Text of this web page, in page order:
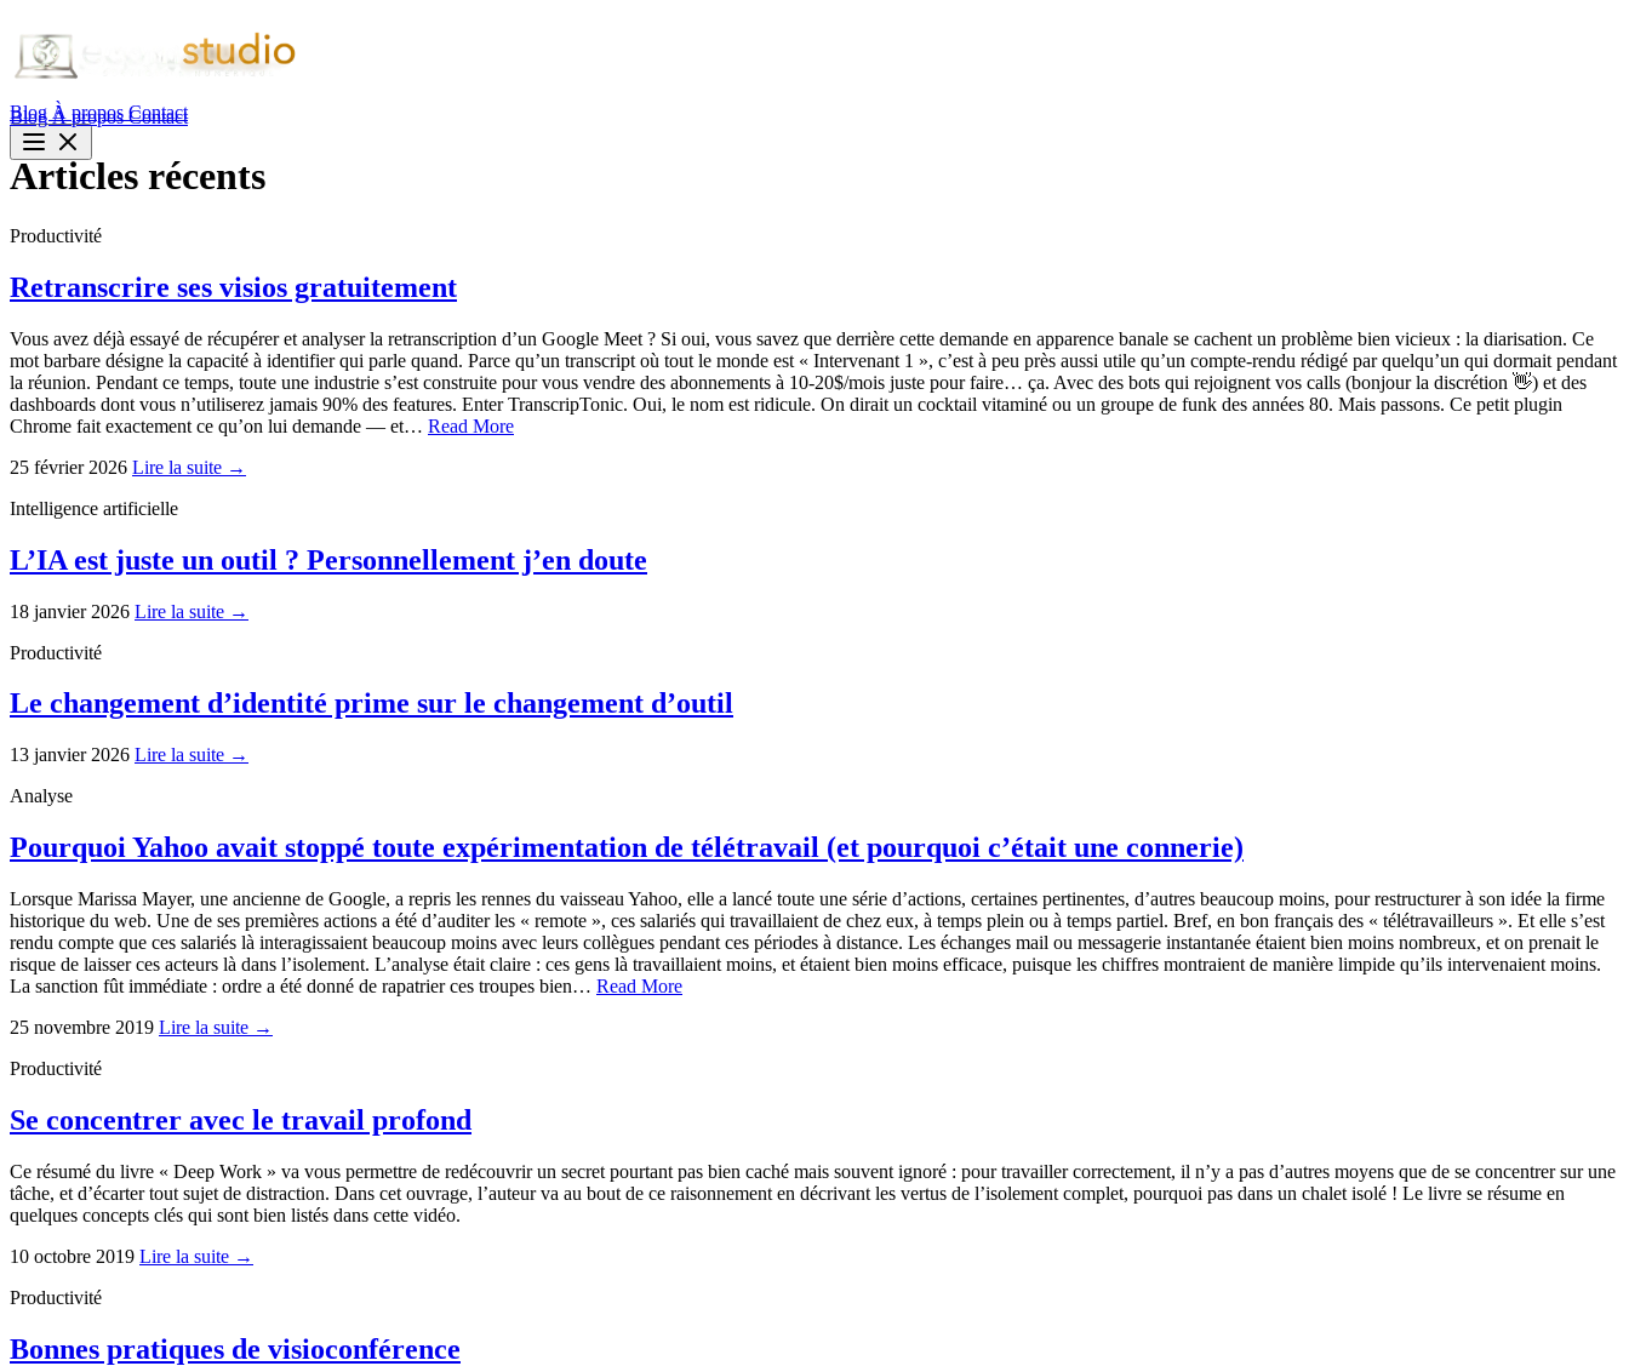
Blog À propos Contact
BlogÀ proposContact
Articles récents
Productivité
Retranscrire ses visios gratuitement
Vous avez déjà essayé de récupérer et analyser la retranscription d’un Google Meet ? Si oui, vous savez que derrière cette demande en apparence banale se cachent un problème bien vicieux : la diarisation. Ce
mot barbare désigne la capacité à identifier qui parle quand. Parce qu’un transcript où tout le monde est « Intervenant 1 », c’est à peu près aussi utile qu’un compte-rendu rédigé par quelqu’un qui dormait pendant
la réunion. Pendant ce temps, toute une industrie s’est construite pour vous vendre des abonnements à 10-20$/mois juste pour faire… ça. Avec des bots qui rejoignent vos calls (bonjour la discrétion 👋) et des
dashboards dont vous n’utiliserez jamais 90% des features. Enter TranscripTonic. Oui, le nom est ridicule. On dirait un cocktail vitaminé ou un groupe de funk des années 80. Mais passons. Ce petit plugin
Chrome fait exactement ce qu’on lui demande — et… Read More
25 février 2026 Lire la suite →
Intelligence artificielle
L’IA est juste un outil ? Personnellement j’en doute
18 janvier 2026 Lire la suite →
Productivité
Le changement d’identité prime sur le changement d’outil
13 janvier 2026 Lire la suite →
Analyse
Pourquoi Yahoo avait stoppé toute expérimentation de télétravail (et pourquoi c’était une connerie)
Lorsque Marissa Mayer, une ancienne de Google, a repris les rennes du vaisseau Yahoo, elle a lancé toute une série d’actions, certaines pertinentes, d’autres beaucoup moins, pour restructurer à son idée la firme
historique du web. Une de ses premières actions a été d’auditer les « remote », ces salariés qui travaillaient de chez eux, à temps plein ou à temps partiel. Bref, en bon français des « télétravailleurs ». Et elle s’est
rendu compte que ces salariés là interagissaient beaucoup moins avec leurs collègues pendant ces périodes à distance. Les échanges mail ou messagerie instantanée étaient bien moins nombreux, et on prenait le
risque de laisser ces acteurs là dans l’isolement. L’analyse était claire : ces gens là travaillaient moins, et étaient bien moins efficace, puisque les chiffres montraient de manière limpide qu’ils intervenaient moins.
La sanction fût immédiate : ordre a été donné de rapatrier ces troupes bien… Read More
25 novembre 2019 Lire la suite →
Productivité
Se concentrer avec le travail profond
Ce résumé du livre « Deep Work » va vous permettre de redécouvrir un secret pourtant pas bien caché mais souvent ignoré : pour travailler correctement, il n’y a pas d’autres moyens que de se concentrer sur une
tâche, et d’écarter tout sujet de distraction. Dans cet ouvrage, l’auteur va au bout de ce raisonnement en décrivant les vertus de l’isolement complet, pourquoi pas dans un chalet isolé ! Le livre se résume en
quelques concepts clés qui sont bien listés dans cette vidéo.
10 octobre 2019 Lire la suite →
Productivité
Bonnes pratiques de visioconférence